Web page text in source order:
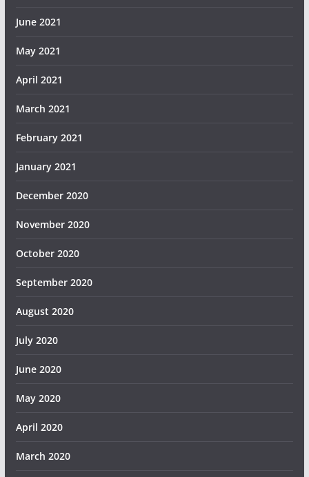
June 2021
May 2021
April 2021
March 2021
February 2021
January 2021
December 2020
November 2020
October 2020
September 2020
August 2020
July 2020
June 2020
May 2020
April 2020
March 2020